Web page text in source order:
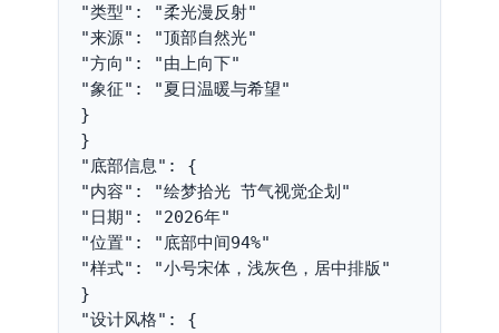
"类型": "柔光漫反射"
"来源": "顶部自然光"
"方向": "由上向下"
"象征": "夏日温暖与希望"
}
}
"底部信息": {
"内容": "绘梦拾光 节气视觉企划"
"日期": "2026年"
"位置": "底部中间94%"
"样式": "小号宋体，浅灰色，居中排版"
}
"设计风格": {